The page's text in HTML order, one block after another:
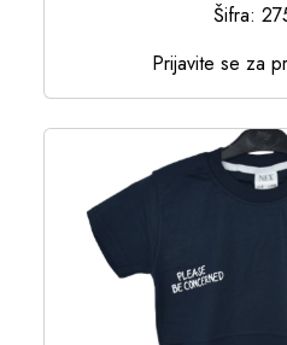
Šifra:
Prijavite se za